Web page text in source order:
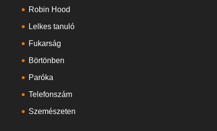
Robin Hood
Lelkes tanuló
Fukarság
Börtönben
Paróka
Telefonszám
Szemészeten